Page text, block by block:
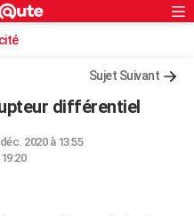
Sujet Suivant
différentiel
2020 à 13:55